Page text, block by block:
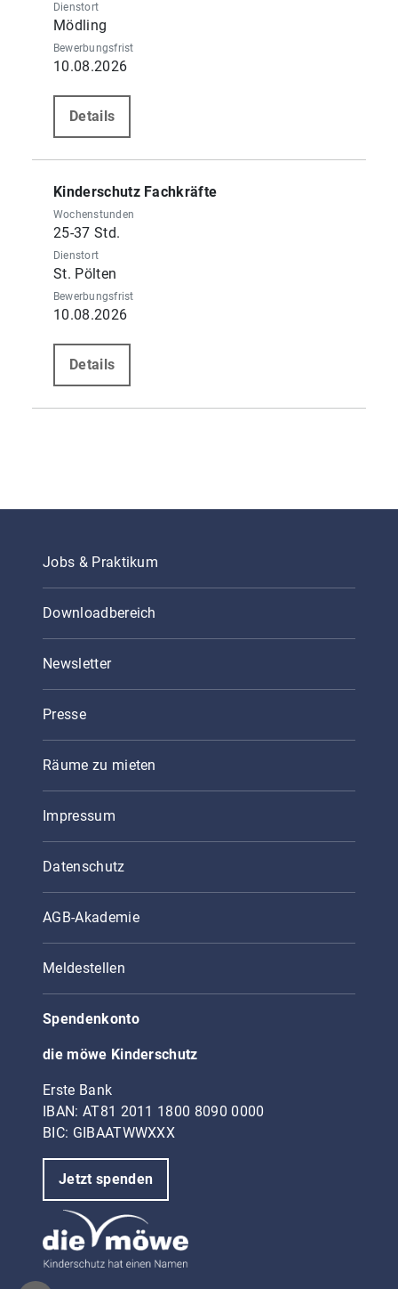
Dienstort
Mödling
Bewerbungsfrist
10.08.2026
Details
Kinderschutz Fachkräfte
Wochenstunden
25-37 Std.
Dienstort
St. Pölten
Bewerbungsfrist
10.08.2026
Details
Jobs & Praktikum
Downloadbereich
Newsletter
Presse
Räume zu mieten
Impressum
Datenschutz
AGB-Akademie
Meldestellen
Spendenkonto
die möwe Kinderschutz
Erste Bank
IBAN: AT81 2011 1800 8090 0000
BIC: GIBAATWWXXX
Jetzt spenden